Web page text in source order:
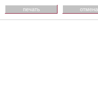
печать отмена